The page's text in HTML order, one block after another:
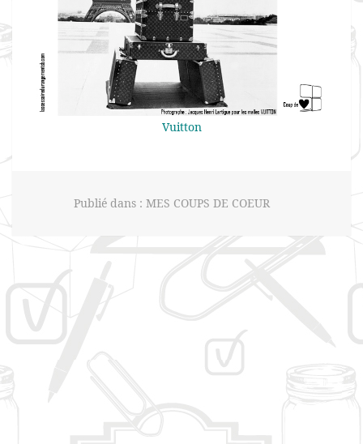
Vuitton
Publié dans : MES COUPS DE COEUR